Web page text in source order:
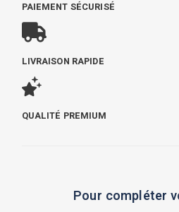
PAIEMENT SÉCURISÉ
LIVRAISON RAPIDE
QUALITÉ PREMIUM
Pour compléter